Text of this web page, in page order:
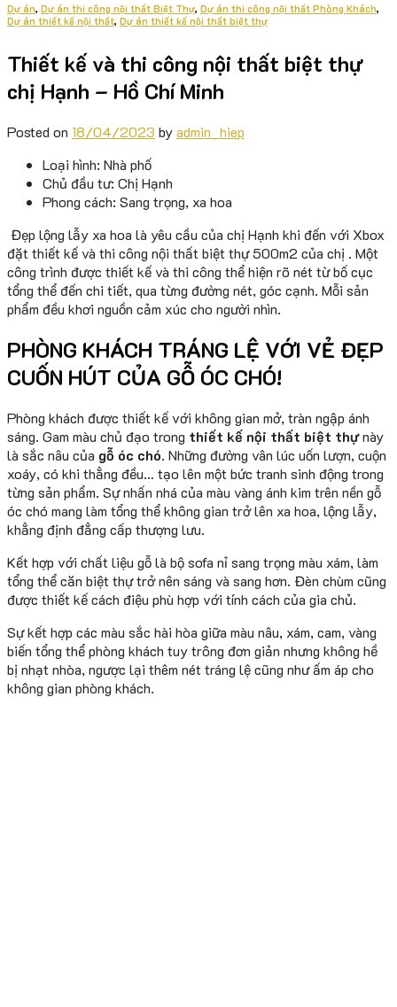
Dự án, Dự án thi công nội thất Biệt Thự, Dự án thi công nội thất Phòng Khách,
Dự án thiết kế nội thất, Dự án thiết kế nội thất biệt thự
Thiết kế và thi công nội thất biệt thự
chị Hạnh – Hồ Chí Minh
Posted on 18/04/2023 byadmin_hiep
Loại hình: Nhà phố
Chủ đầu tư: Chị Hạnh
Phong cách: Sang trọng, xa hoa
Đẹp lộng lẫy xa hoa là yêu cầu của chị Hạnh khi đến với Xbox
đặt thiết kế và thi công nội thất biệt thự 500m2 của chị . Một
công trình được thiết kế và thi công thể hiện rõ nét từ bố cục
tổng thể đến chi tiết, qua từng đường nét, góc cạnh. Mỗi sản
phẩm đều khơi nguồn cảm xúc cho người nhìn.
PHÒNG KHÁCH TRÁNG LỆ VỚI VẺ ĐẸP
CUỐN HÚT CỦA GỖ ÓC CHÓ!
Phòng khách được thiết kế với không gian mở, tràn ngập ánh
sáng. Gam màu chủ đạo trong thiết kế nội thất biệt thựnày
là sắc nâu của gỗ óc chó. Những đường vân lúc uốn lượn, cuộn
xoáy, có khi thẳng đều… tạo lên một bức tranh sinh động trong
từng sản phẩm. Sự nhấn nhá của màu vàng ánh kim trên nền gỗ
óc chó mang làm tổng thể không gian trở lên xa hoa, lộng lẫy,
khẳng định đẳng cấp thượng lưu.
Kết hợp với chất liệu gỗ là bộ sofa nỉ sang trọng màu xám, làm
tổng thể căn biệt thự trở nên sáng và sang hơn. Đèn chùm cũng
được thiết kế cách điệu phù hợp với tính cách của gia chủ.
Sự kết hợp các màu sắc hài hòa giữa màu nâu, xám, cam, vàng
biến tổng thể phòng khách tuy trông đơn giản nhưng không hề
bị nhạt nhòa, ngược lại thêm nét tráng lệ cũng như ấm áp cho
không gian phòng khách.